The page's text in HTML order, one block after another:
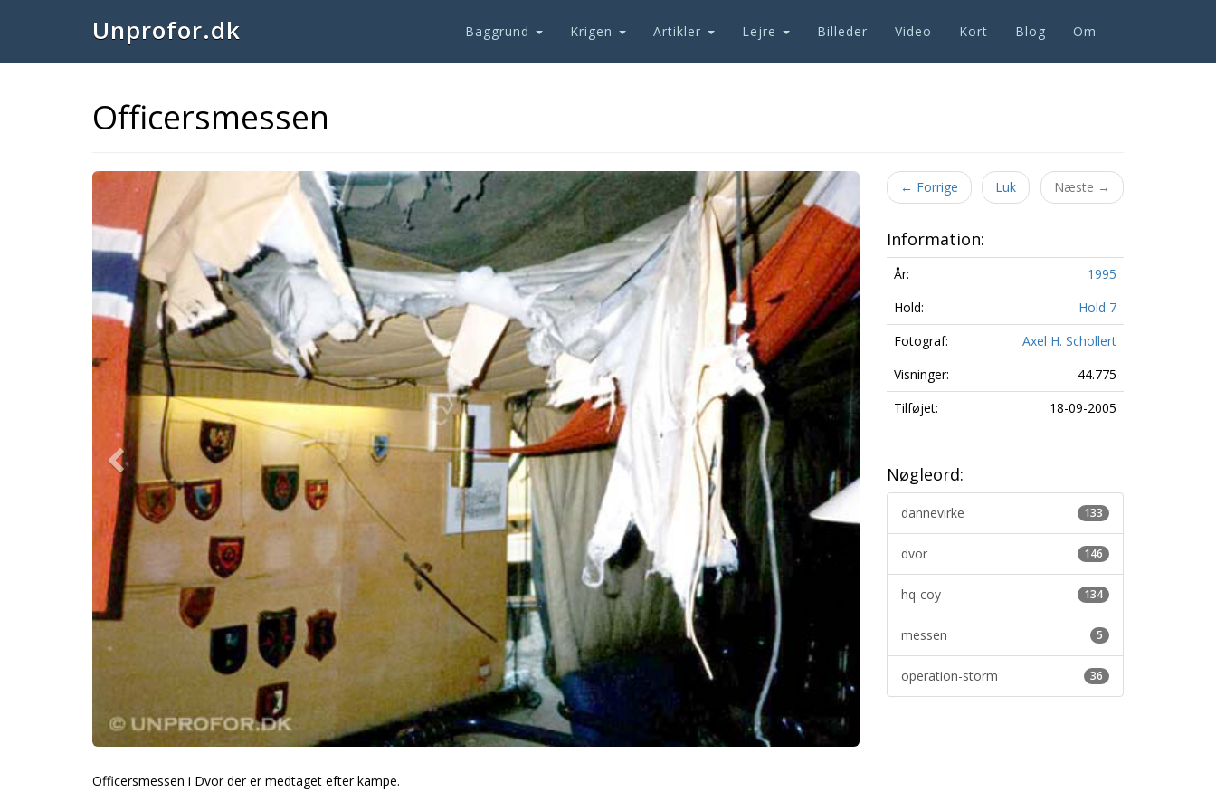
Unprofor.dk Baggrund Krigen Artikler Lejre Billeder Video Kort Blog Om
Officersmessen
Previous
Officersmessen i Dvor der er medtaget efter kampe.
← Forrige Luk Næste →
Information:
År:
1995
Hold:
Hold 7
Fotograf:
Axel H. Schollert
Visninger:
44.775
Tilføjet:
18-09-2005
Nøgleord:
133
dannevirke
146
dvor
134
hq-coy
5
messen
36
operation-storm